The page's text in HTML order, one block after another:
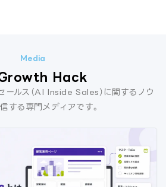
Hack
ールス（AI Inside Sales）に関するノウ
する専門メディアです。